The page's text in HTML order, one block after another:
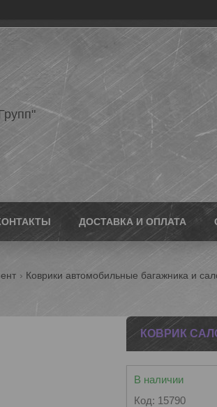
ДОСТАВКА И ОПЛАТА
Коврики автомобильные багажника и
КОВРИК
В наличии
Код: 15790